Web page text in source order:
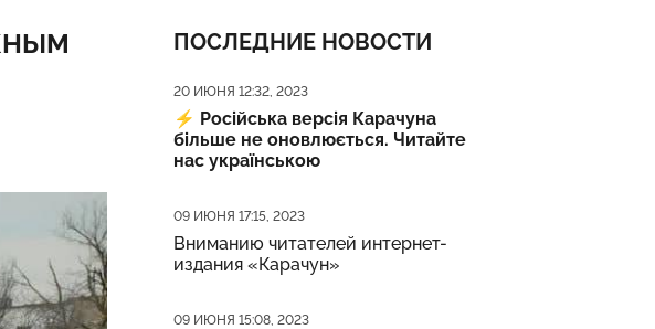
ПОСЛЕДНИЕ НОВОСТИ
Дата публикации
20 ИЮНЯ 12:32, 2023
⚡️ Російська версія Карачуна
більше не оновлюється. Читайте
нас українською
Дата публикации
09 ИЮНЯ 17:15, 2023
Вниманию читателей интернет-
издания «Карачун»
Дата публикации
09 ИЮНЯ 15:08, 2023